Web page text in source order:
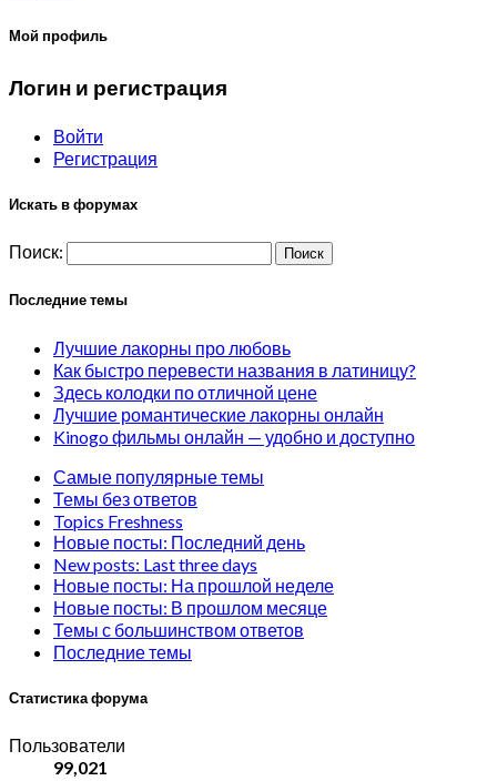
Мой профиль
Логин и регистрация
Войти
Регистрация
Искать в форумах
Поиск:
Последние темы
Лучшие лакорны про любовь
Как быстро перевести названия в латиницу?
Здесь колодки по отличной цене
Лучшие романтические лакорны онлайн
Kinogo фильмы онлайн — удобно и доступно
Самые популярные темы
Темы без ответов
Topics Freshness
Новые посты: Последний день
New posts: Last three days
Новые посты: На прошлой неделе
Новые посты: В прошлом месяце
Темы с большинством ответов
Последние темы
Статистика форума
Пользователи
99,021